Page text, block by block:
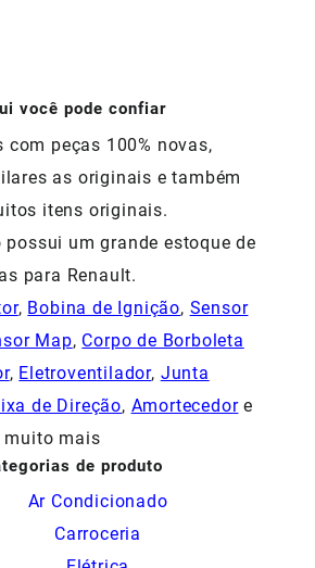
você pode confiar
com peças 100% novas,
as originais e também
itens originais.
possui um grande estoque de
para Renault.
, Bobina de Ignição, Sensor
Map, Corpo de Borboleta
, Eletroventilador, Junta
de Direção, Amortecedore
muito mais
de produto
Ar Condicionado
Carroceria